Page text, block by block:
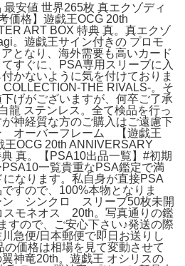
安値 世界265枚 真エクゾディ
価格】遊戯王OCG 20th
ART BOX 特典 真。真エクゾ
。遊戯王サイン付きの プロモ
となり、海外需要も高いカード
すぐに、PSA専用スリーブに入
かないように気を付けておりま
THE RIVALS-。そ
げがございますが、何卒ご了承
龍 ステンレス。全て検品を行っ
神経質な方のご購入はご遠慮下
オーバーフレーム 【遊戯王
王OCG 20th ANNIVERSARY
真。【PSA10出品一覧】#初期
一覧貴重なPSA鑑定で満
なります。私自身が直接PSA
すので、100%本物となりま
ン シンクロ スリーブ50枚未開
モネオス 20th。写真通りの鑑
すので、ご安心下さい♪発送の際
急便/日本郵便で即日お送りし
の価格は相場を見て変動させて
神竜20th。遊戯王 オシリスの